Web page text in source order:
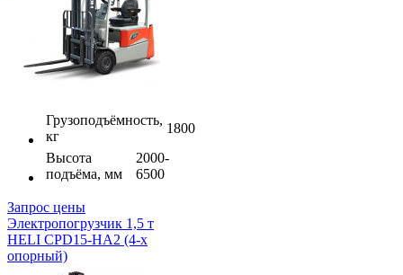
Грузоподъёмность,
кг
1800
Высота
подъёма, мм
2000-
6500
Запрос цены
Электропогрузчик 1,5 т
HELI CPD15-HA2 (4-х
опорный)